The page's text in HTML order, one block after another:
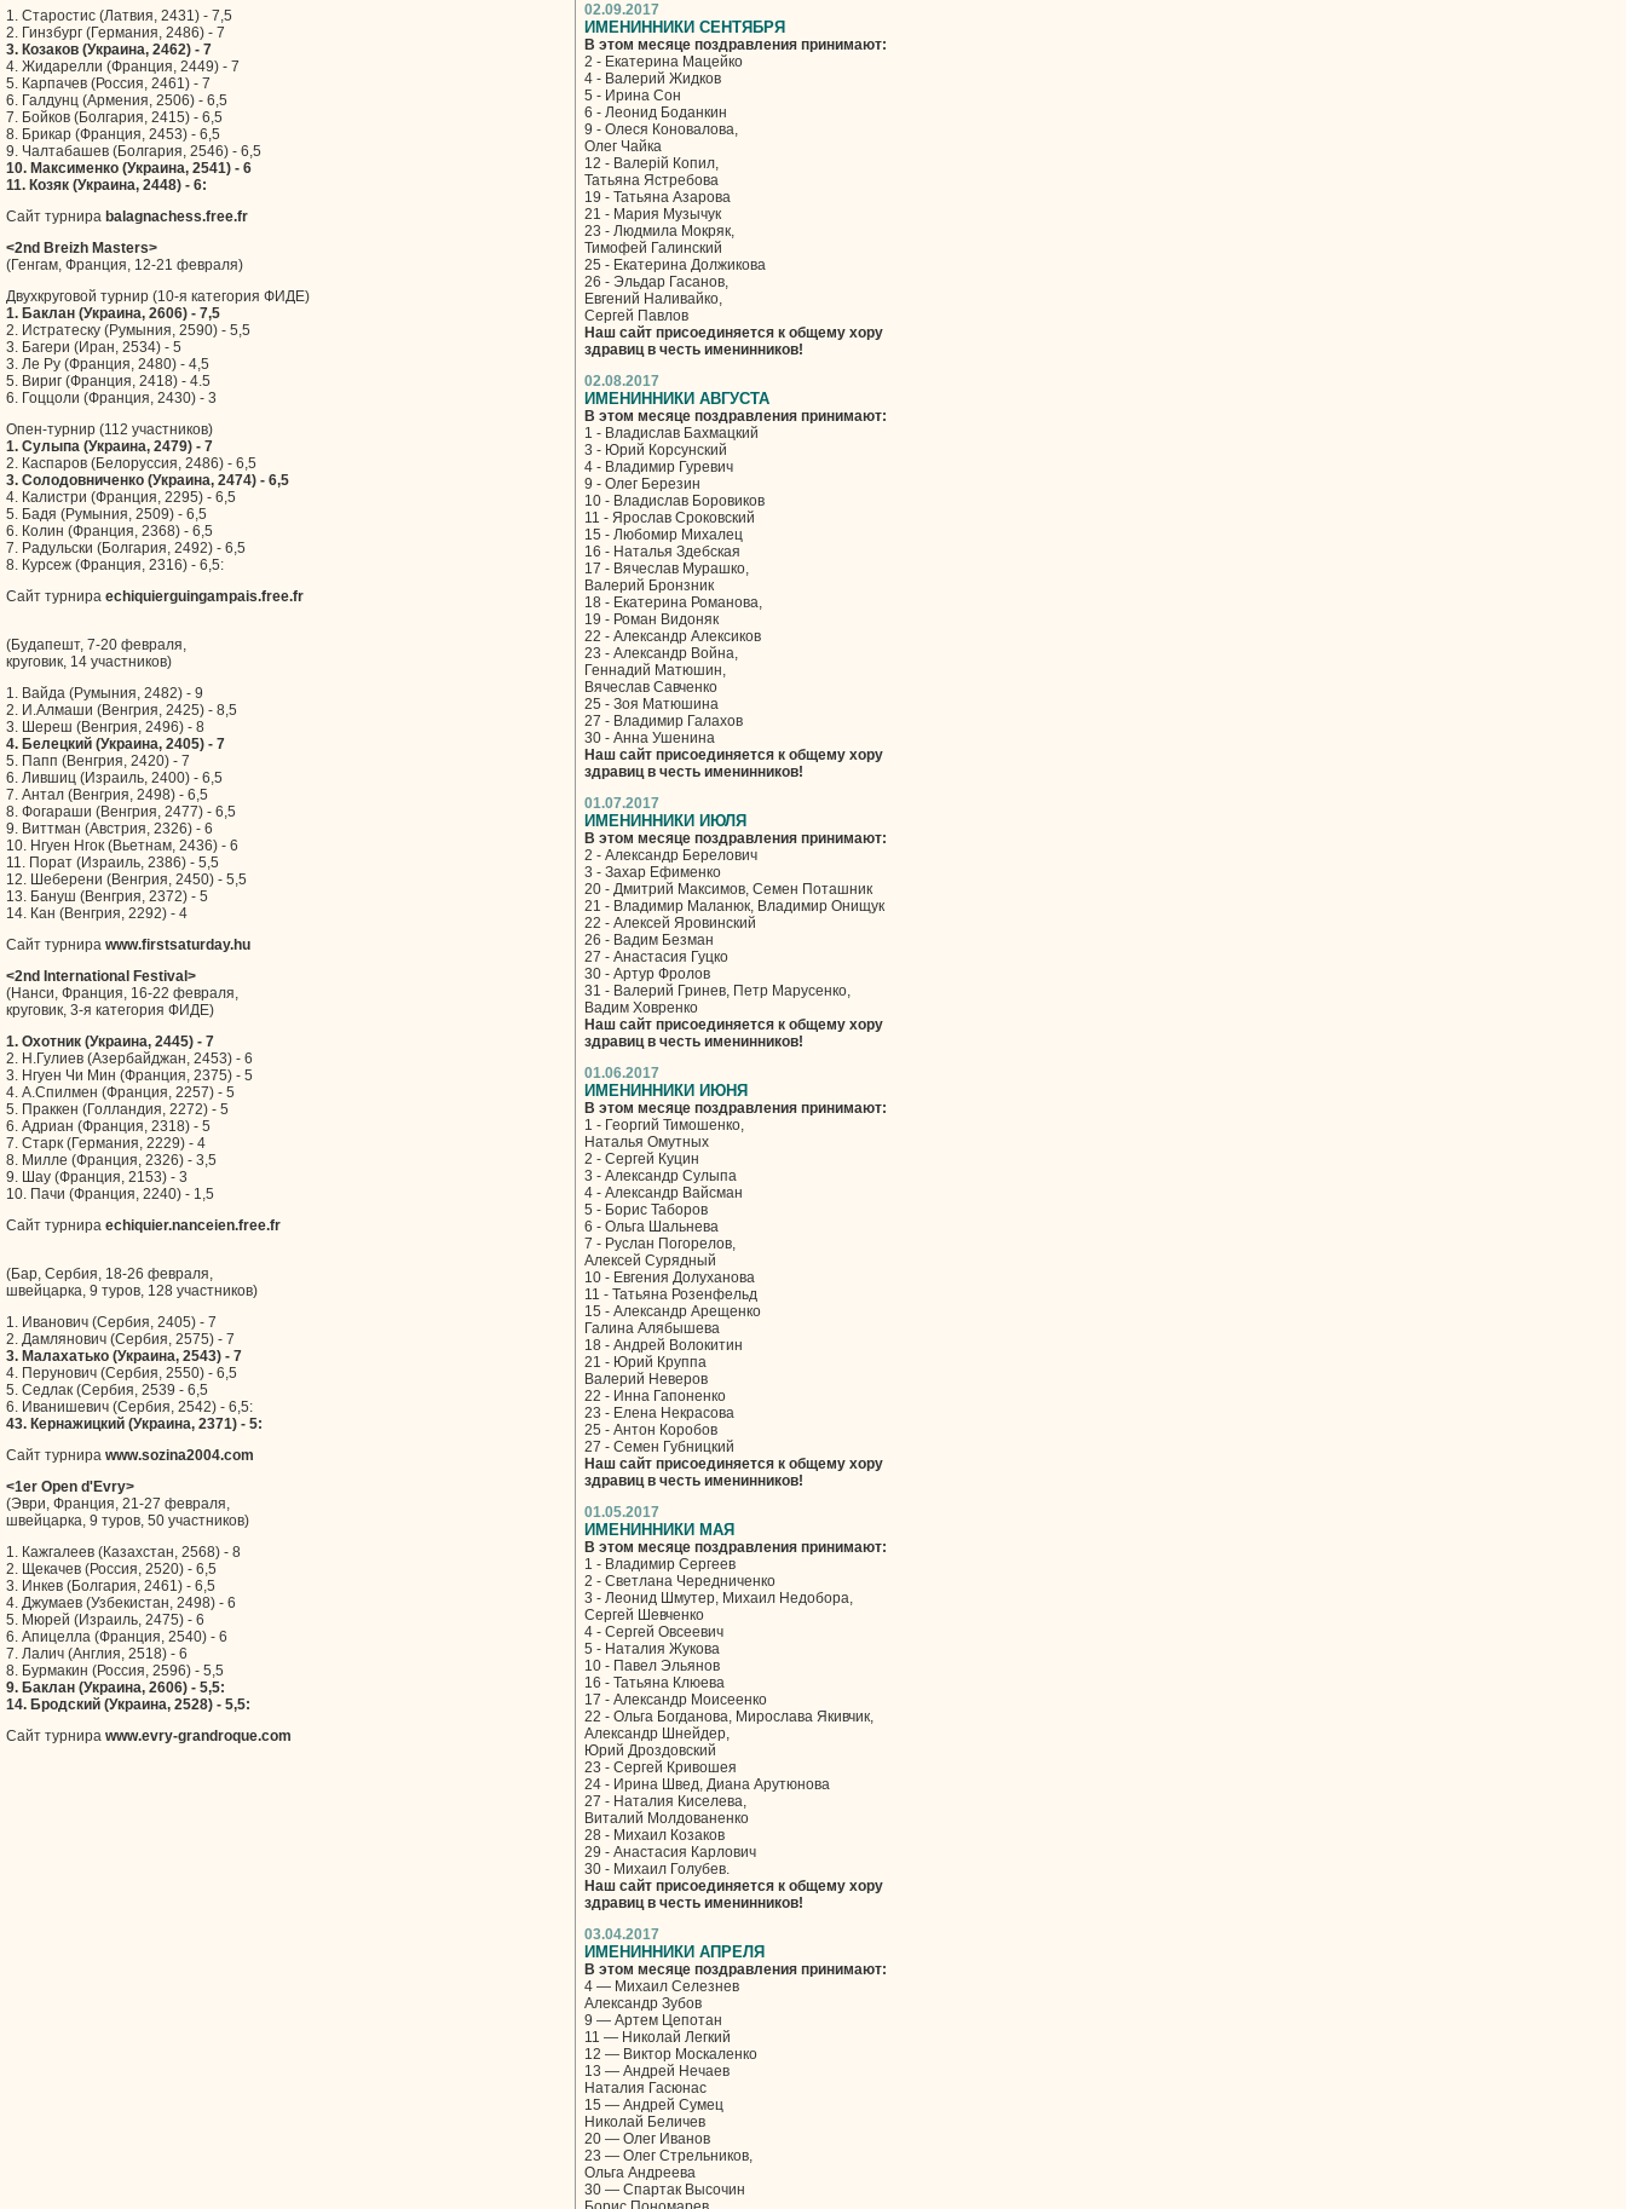
1. Старостис (Латвия, 2431) - 7,5
2. Гинзбург (Германия, 2486) - 7
3. Козаков (Украина, 2462) - 7
4. Жидарелли (Франция, 2449) - 7
5. Карпачев (Россия, 2461) - 7
6. Галдунц (Армения, 2506) - 6,5
7. Бойков (Болгария, 2415) - 6,5
8. Брикар (Франция, 2453) - 6,5
9. Чалтабашев (Болгария, 2546) - 6,5
10. Максименко (Украина, 2541) - 6
11. Козяк (Украина, 2448) - 6:
Сайт турнира balagnachess.free.fr
<2nd Breizh Masters>
(Генгам, Франция, 12-21 февраля)
Двухкруговой турнир (10-я категория ФИДЕ)
1. Баклан (Украина, 2606) - 7,5
2. Истратеску (Румыния, 2590) - 5,5
3. Багери (Иран, 2534) - 5
3. Ле Ру (Франция, 2480) - 4,5
5. Вириг (Франция, 2418) - 4.5
6. Гоццоли (Франция, 2430) - 3
Опен-турнир (112 участников)
1. Сулыпа (Украина, 2479) - 7
2. Каспаров (Белоруссия, 2486) - 6,5
3. Солодовниченко (Украина, 2474) - 6,5
4. Калистри (Франция, 2295) - 6,5
5. Бадя (Румыния, 2509) - 6,5
6. Колин (Франция, 2368) - 6,5
7. Радульски (Болгария, 2492) - 6,5
8. Курсеж (Франция, 2316) - 6,5:
Сайт турнира echiquierguingampais.free.fr
(Будапешт, 7-20 февраля,
круговик, 14 участников)
1. Вайда (Румыния, 2482) - 9
2. И.Алмаши (Венгрия, 2425) - 8,5
3. Шереш (Венгрия, 2496) - 8
4. Белецкий (Украина, 2405) - 7
5. Папп (Венгрия, 2420) - 7
6. Лившиц (Израиль, 2400) - 6,5
7. Антал (Венгрия, 2498) - 6,5
8. Фогараши (Венгрия, 2477) - 6,5
9. Виттман (Австрия, 2326) - 6
10. Нгуен Нгок (Вьетнам, 2436) - 6
11. Порат (Израиль, 2386) - 5,5
12. Шеберени (Венгрия, 2450) - 5,5
13. Бануш (Венгрия, 2372) - 5
14. Кан (Венгрия, 2292) - 4
Сайт турнира www.firstsaturday.hu
<2nd International Festival>
(Нанси, Франция, 16-22 февраля,
круговик, 3-я категория ФИДЕ)
1. Охотник (Украина, 2445) - 7
2. Н.Гулиев (Азербайджан, 2453) - 6
3. Нгуен Чи Мин (Франция, 2375) - 5
4. А.Спилмен (Франция, 2257) - 5
5. Праккен (Голландия, 2272) - 5
6. Адриан (Франция, 2318) - 5
7. Старк (Германия, 2229) - 4
8. Милле (Франция, 2326) - 3,5
9. Шау (Франция, 2153) - 3
10. Пачи (Франция, 2240) - 1,5
Сайт турнира echiquier.nanceien.free.fr
(Бар, Сербия, 18-26 февраля,
швейцарка, 9 туров, 128 участников)
1. Иванович (Сербия, 2405) - 7
2. Дамлянович (Сербия, 2575) - 7
3. Малахатько (Украина, 2543) - 7
4. Перунович (Сербия, 2550) - 6,5
5. Седлак (Сербия, 2539 - 6,5
6. Иванишевич (Сербия, 2542) - 6,5:
43. Кернажицкий (Украина, 2371) - 5:
Сайт турнира www.sozina2004.com
<1er Open d'Evry>
(Эври, Франция, 21-27 февраля,
швейцарка, 9 туров, 50 участников)
1. Кажгалеев (Казахстан, 2568) - 8
2. Щекачев (Россия, 2520) - 6,5
3. Инкев (Болгария, 2461) - 6,5
4. Джумаев (Узбекистан, 2498) - 6
5. Мюрей (Израиль, 2475) - 6
6. Апицелла (Франция, 2540) - 6
7. Лалич (Англия, 2518) - 6
8. Бурмакин (Россия, 2596) - 5,5
9. Баклан (Украина, 2606) - 5,5:
14. Бродский (Украина, 2528) - 5,5:
Сайт турнира www.evry-grandroque.com
02.09.2017
ИМЕНИННИКИ СЕНТЯБРЯ
В этом месяце поздравления принимают:
2 - Екатерина Мацейко
4 - Валерий Жидков
5 - Ирина Сон
6 - Леонид Боданкин
9 - Олеся Коновалова,
Олег Чайка
12 - Валерій Копил,
Татьяна Ястребова
19 - Татьяна Азарова
21 - Мария Музычук
23 - Людмила Мокряк,
Тимофей Галинский
25 - Екатерина Должикова
26 - Эльдар Гасанов,
Евгений Наливайко,
Сергей Павлов
Наш сайт присоединяется к общему хору
здравиц в честь именинников!
02.08.2017
ИМЕНИННИКИ АВГУСТА
В этом месяце поздравления принимают:
1 - Владислав Бахмацкий
3 - Юрий Корсунский
4 - Владимир Гуревич
9 - Олег Березин
10 - Владислав Боровиков
11 - Ярослав Сроковский
15 - Любомир Михалец
16 - Наталья Здебская
17 - Вячеслав Мурашко,
Валерий Бронзник
18 - Екатерина Романова,
19 - Роман Видоняк
22 - Александр Алексиков
23 - Александр Война,
Геннадий Матюшин,
Вячеслав Савченко
25 - Зоя Матюшина
27 - Владимир Галахов
30 - Анна Ушенина
Наш сайт присоединяется к общему хору
здравиц в честь именинников!
01.07.2017
ИМЕНИННИКИ ИЮЛЯ
В этом месяце поздравления принимают:
2 - Александр Берелович
3 - Захар Ефименко
20 - Дмитрий Максимов, Семен Поташник
21 - Владимир Маланюк, Владимир Онищук
22 - Алексей Яровинский
26 - Вадим Безман
27 - Анастасия Гуцко
30 - Артур Фролов
31 - Валерий Гринев, Петр Марусенко,
Вадим Ховренко
Наш сайт присоединяется к общему хору
здравиц в честь именинников!
01.06.2017
ИМЕНИННИКИ ИЮНЯ
В этом месяце поздравления принимают:
1 - Георгий Тимошенко,
Наталья Омутных
2 - Сергей Куцин
3 - Александр Сулыпа
4 - Александр Вайсман
5 - Борис Таборов
6 - Ольга Шальнева
7 - Руслан Погорелов,
Алексей Сурядный
10 - Евгения Долуханова
11 - Татьяна Розенфельд
15 - Александр Арещенко
Галина Алябышева
18 - Андрей Волокитин
21 - Юрий Круппа
Валерий Неверов
22 - Инна Гапоненко
23 - Елена Некрасова
25 - Антон Коробов
27 - Семен Губницкий
Наш сайт присоединяется к общему хору
здравиц в честь именинников!
01.05.2017
ИМЕНИННИКИ МАЯ
В этом месяце поздравления принимают:
1 - Владимир Сергеев
2 - Светлана Чередниченко
3 - Леонид Шмутер, Михаил Недобора,
Сергей Шевченко
4 - Сергей Овсеевич
5 - Наталия Жукова
10 - Павел Эльянов
16 - Татьяна Клюева
17 - Александр Моисеенко
22 - Ольга Богданова, Мирослава Якивчик,
Александр Шнейдер,
Юрий Дроздовский
23 - Сергей Кривошея
24 - Ирина Швед, Диана Арутюнова
27 - Наталия Киселева,
Виталий Молдованенко
28 - Михаил Козаков
29 - Анастасия Карлович
30 - Михаил Голубев.
Наш сайт присоединяется к общему хору
здравиц в честь именинников!
03.04.2017
ИМЕНИННИКИ АПРЕЛЯ
В этом месяце поздравления принимают:
4 — Михаил Селезнев
Александр Зубов
9 — Артем Цепотан
11 — Николай Легкий
12 — Виктор Москаленко
13 — Андрей Нечаев
Наталия Гасюнас
15 — Андрей Сумец
Николай Беличев
20 — Олег Иванов
23 — Олег Стрельников,
Ольга Андреева
30 — Спартак Высочин